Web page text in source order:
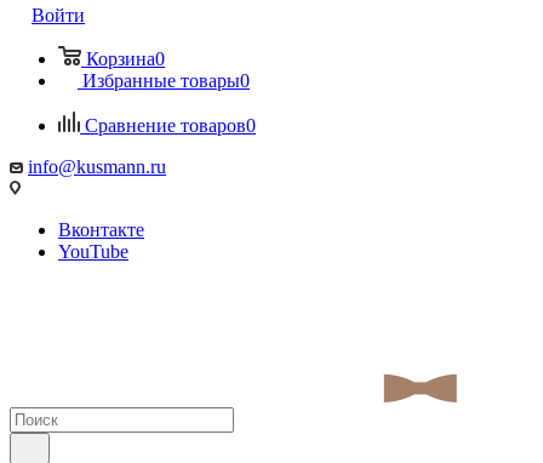
Войти
Корзина0
Избранные товары0
Сравнение товаров0
info@kusmann.ru
Вконтакте
YouTube